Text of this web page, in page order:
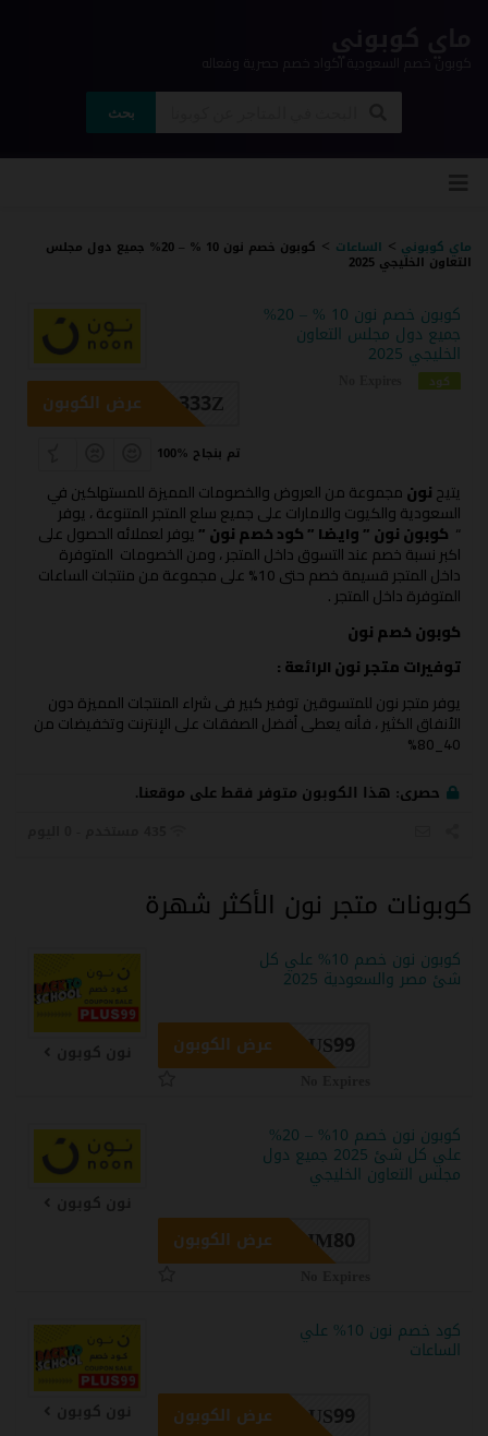
كوبون خصم السعودية اكواد خصم حصرية وفعاله
بحث
ماي كوبوني > الساعات > كوبون خصم نون 10 % – 20% جميع دول مجلس
التعاون الخليجي 2025
كوبون خصم نون 10 % – 20%
جميع دول مجلس التعاون
الخليجي 2025
كود
333Z عرض الكوبون
100% تم بنجاح
يتيحنونمجموعة من العروض والخصومات المميزة للمستهلكين في
السعودية والكيوت والامارات على جميع سلع المتجر المتنوعة ، يوفر
“ كوبون نون” وايضا ” كود خصم نون ”يوفر لعملائه الحصول على
اكبر نسبة خصم عند التسوق داخل المتجر ، ومن الخصومات المتوفرة
داخل المتجر قسيمة خصم حتى 10% على مجموعة من منتجات الساعات
المتوفرة داخل المتجر .
كوبون خصم نون
توفيرات متجر نون الرائعة :
يوفر متجر نون للمتسوقين توفير كبير فى شراء المنتجات المميزة دون
الأنفاق الكثير ، فأنه يعطى أفضل الصفقات على الإنترنت وتخفيضات من
40_80%
حصرى: هذا الكوبون متوفر فقط على موقعنا.
كوبونات متجر نون الأكثر شهرة
كوبون نون خصم 10% علي كل
شئ مصر والسعودية 2025
PLUS99 عرض الكوبون
كوبون نون خصم 10% – 20%
علي كل شئ 2025 جميع دول
مجلس التعاون الخليجي
JM80 عرض الكوبون
كود خصم نون 10% علي
الساعات
PLUS99 عرض الكوبون